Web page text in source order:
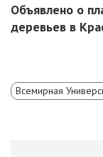
Объявлено о
деревьев в
Всемирная